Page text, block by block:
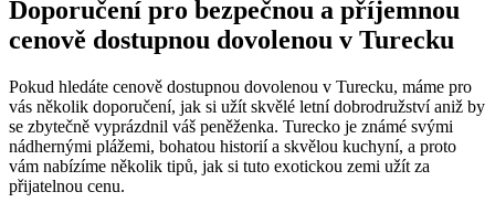
Doporučení pro bezpečnou a příjemnou
cenově dostupnou dovolenou v Turecku
Pokud hledáte cenově dostupnou dovolenou v Turecku, máme pro
vás několik doporučení, jak si užít skvělé letní dobrodružství aniž by
se zbytečně vyprázdnil váš peněženka. Turecko je známé svými
nádhernými plážemi, bohatou historií a skvělou kuchyní, a proto
vám nabízíme několik tipů, jak si tuto exotickou zemi užít za
přijatelnou cenu.